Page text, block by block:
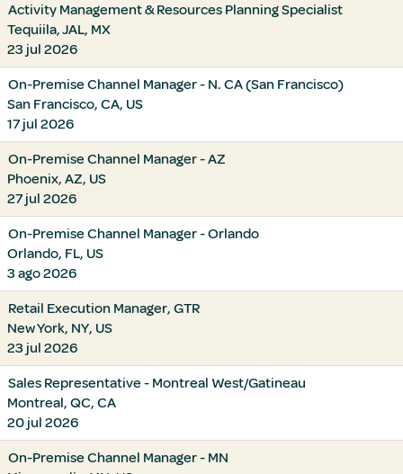
Activity Management & Resources Planning Specialist
Tequiila, JAL, MX
23 jul 2026
On-Premise Channel Manager - N. CA (San Francisco)
San Francisco, CA, US
17 jul 2026
On-Premise Channel Manager - AZ
Phoenix, AZ, US
27 jul 2026
On-Premise Channel Manager - Orlando
Orlando, FL, US
3 ago 2026
Retail Execution Manager, GTR
New York, NY, US
23 jul 2026
Sales Representative - Montreal West/Gatineau
Montreal, QC, CA
20 jul 2026
On-Premise Channel Manager - MN